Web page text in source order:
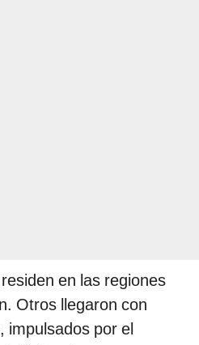
en las regiones
Otros llegaron con
impulsados por el